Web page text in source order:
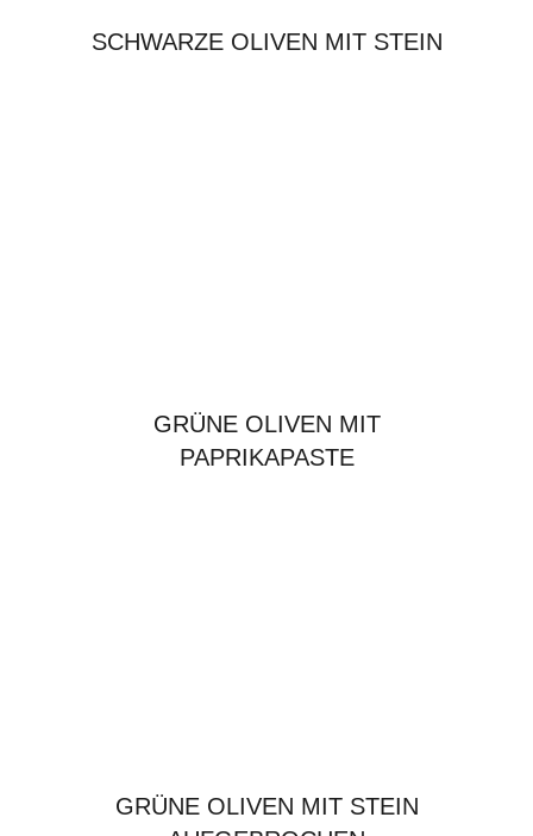
SCHWARZE OLIVEN MIT STEIN
GRÜNE OLIVEN MIT
PAPRIKAPASTE
GRÜNE OLIVEN MIT STEIN